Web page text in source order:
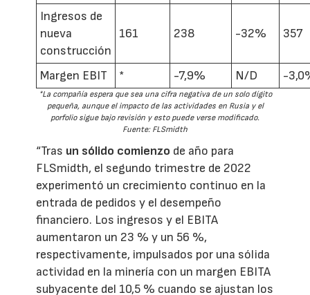
Ingresos de
nueva
construcción
161 238 -32% 357
Margen EBIT * -7,9% N/D -
*La compañía espera que sea una cifra negativa de un solo dígito
pequeña, aunque el impacto de las actividades en Rusia y el
porfolio sigue bajo revisión y esto puede verse modificado.
Fuente: FLSmidth
“Tras un sólido comienzo de año para
FLSmidth, el segundo trimestre de 2022
experimentó un crecimiento continuo en la
entrada de pedidos y el desempeño
financiero. Los ingresos y el EBITA
aumentaron un 23 % y un 56 %,
respectivamente, impulsados ​​por una sólida
actividad en la minería con un margen EBITA
subyacente del 10,5 % cuando se ajustan los